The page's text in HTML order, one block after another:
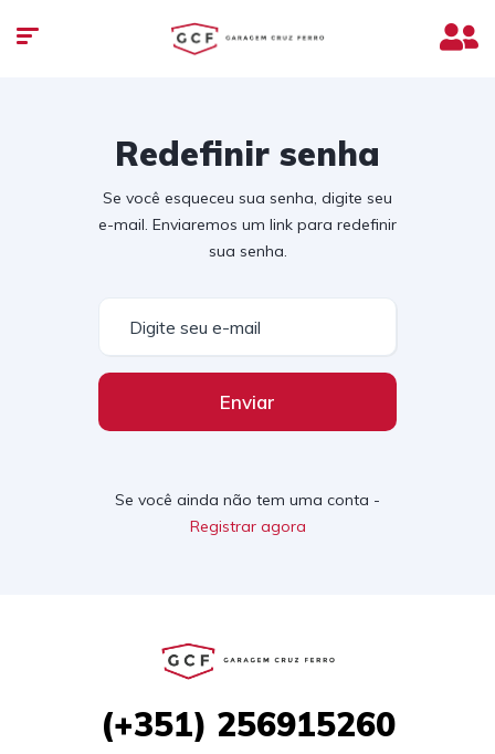
Redefinir senha
Se você esqueceu sua senha, digite seu
e-mail. Enviaremos um link para redefinir
sua senha.
Enviar
Se você ainda não tem uma conta -
Registrar agora
(+351) 256915260